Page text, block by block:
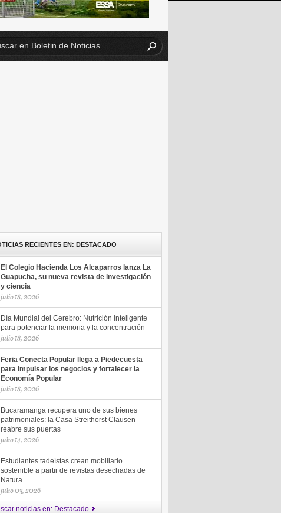
RECIENTES EN: DESTACADO
El Colegio Hacienda Los Alcaparros lanza La
Guapucha, su nueva revista de investigación
y ciencia
julio 18, 2026
Día Mundial del Cerebro: Nutrición inteligente
para potenciar la memoria y la concentración
julio 18, 2026
Feria Conecta Popular llega a Piedecuesta
para impulsar los negocios y fortalecer la
Economía Popular
julio 18, 2026
Bucaramanga recupera uno de sus bienes
patrimoniales: la Casa Streithorst Clausen
reabre sus puertas
julio 14, 2026
Estudiantes tadeístas crean mobiliario
sostenible a partir de revistas desechadas de
Natura
julio 03, 2026
noticias en: Destacado